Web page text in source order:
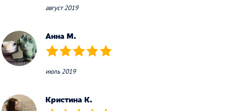
август 2019
Анна М.
(*) (*) (*) (*) (*)
июль 2019
Кристина К.